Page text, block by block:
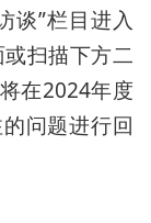
谈”栏目进入
扫描下方二
在2024年度
问题进行回